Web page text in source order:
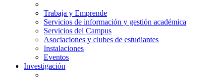
Trabaja y Emprende
Servicios de información y gestión académica
Servicios del Campus
Asociaciones y clubes de estudiantes
Instalaciones
Eventos
Investigación